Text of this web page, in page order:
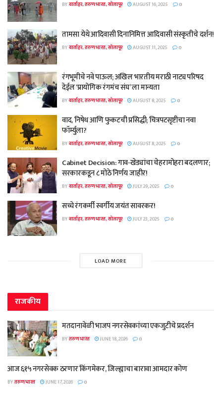
BYवार्ताहर, तरुण भारत, सोलापूर AUGUST 16, 2025 0
तामसा येथे आदिवासी दिनानिमित्त आदिवासी संस्कृतीचे दर्शन!
BYवार्ताहर, तरुण भारत, सोलापूर AUGUST 11, 2025 0
रंगभूमीचे नवे पाऊल; अखिल भारतीय मराठी नाट्य परिषद
देईल ‘प्रायोगिक रंगमंच संघ’ ला मान्यता
BYवार्ताहर, तरुण भारत, सोलापूर AUGUST 8, 2025 0
वाद, निषेध आणि फुकटची प्रसिद्धी; चित्रपटसृष्टीचा नवा
फॉर्म्युला?
BYवार्ताहर, तरुण भारत, सोलापूर AUGUST 8, 2025 0
Cabinet Decision: गाव-खेड्यांचा चेहरामोहरा बदलणार;
सरकारकडून ८ मोठे निर्णय जाहीर!
BYवार्ताहर, तरुण भारत, सोलापूर JULY 29, 2025 0
सच्चे रंगकर्मी स्वर्गीय जयंत सावरकर!
BYवार्ताहर, तरुण भारत, सोलापूर JULY 23, 2025 0
LOAD MORE
राजकीय
मतदानावेळी भाजप नगरसेवकांच्या एकजुटीचे प्रदर्शन
BYतरुण भारत JUNE 18, 2026 0
आज ६१५ नगरसेवक ठरणार किंगमेकर, जिल्ह्याचा बारावा आमदार कोण
BYतरुण भारत JUNE 17, 2026 0